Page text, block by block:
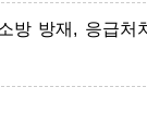
방 방재, 응급처